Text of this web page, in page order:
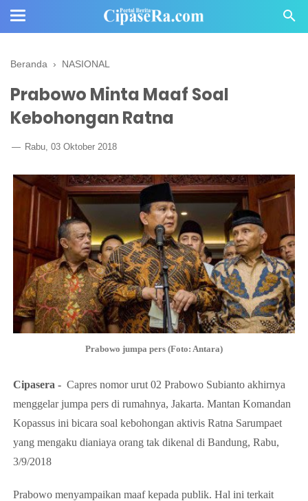
Beranda › NASIONAL
Prabowo Minta Maaf Soal
Kebohongan Ratna
Rabu, 03 Oktober 2018
Prabowo jumpa pers (Foto: Antara)
Cipasera - Capres nomor urut 02 Prabowo Subianto akhirnya
menggelar jumpa pers di rumahnya, Jakarta. Mantan Komandan
Kopassus ini bicara soal kebohongan aktivis Ratna Sarumpaet
yang mengaku dianiaya orang tak dikenal di Bandung, Rabu,
3/9/2018
Prabowo menyampaikan maaf kepada publik. Hal ini terkait